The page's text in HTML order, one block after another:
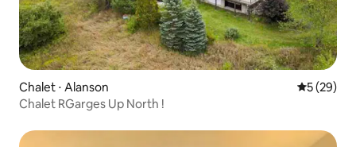
Chalet ⋅ Alanson
5 (29)
Chalet RGarges Up North !